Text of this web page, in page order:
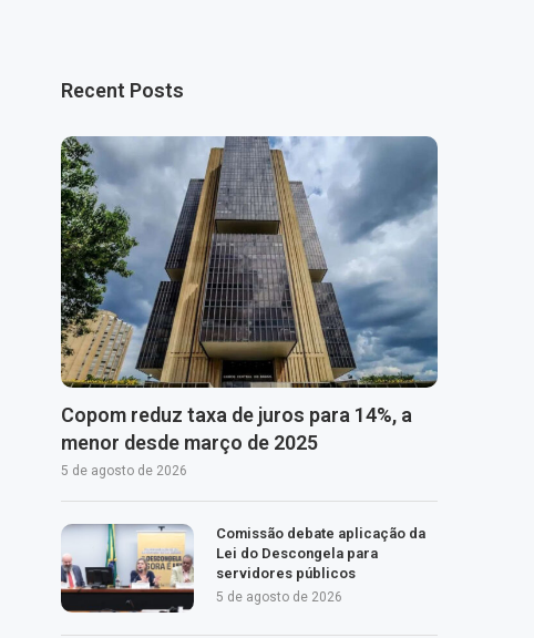
Recent Posts
Copom reduz taxa de juros para 14%, a
menor desde março de 2025
5 de agosto de 2026
Comissão debate aplicação da
Lei do Descongela para
servidores públicos
5 de agosto de 2026